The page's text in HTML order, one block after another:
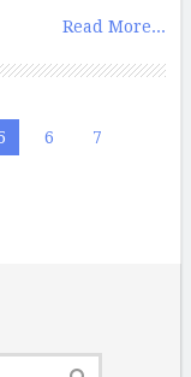
Read More...
6 7